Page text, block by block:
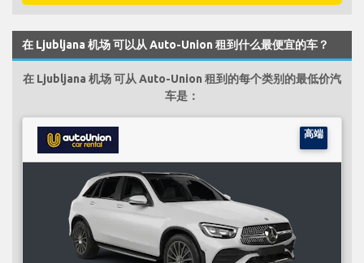
在 Ljubljana 机场 可以从 Auto-Union 租到什么最便宜的车？
在 Ljubljana 机场 可从 Auto-Union 租到的每个类别的最低价汽
车是：
高端